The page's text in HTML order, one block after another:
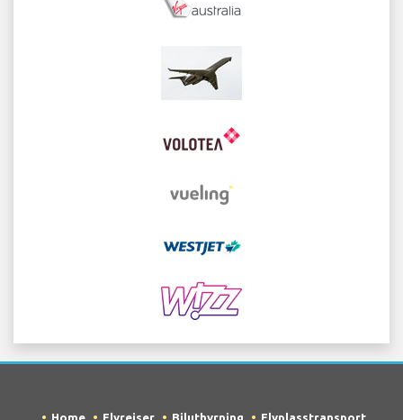
Home Flyreiser Biluthyrning Flyplasstransport